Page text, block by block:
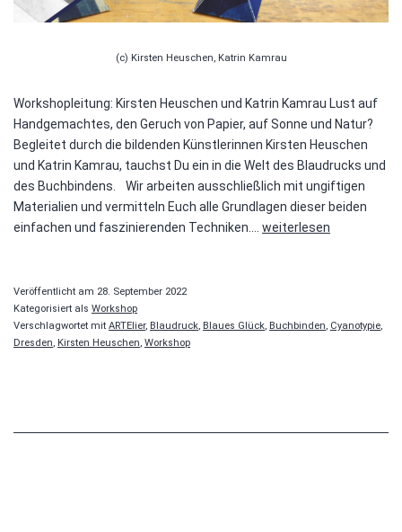
(c) Kirsten Heuschen, Katrin Kamrau
Workshopleitung: Kirsten Heuschen und Katrin Kamrau Lust auf
Handgemachtes, den Geruch von Papier, auf Sonne und Natur?
Begleitet durch die bildenden Künstlerinnen Kirsten Heuschen
und Katrin Kamrau, tauchst Du ein in die Welt des Blaudrucks und
des Buchbindens. Wir arbeiten ausschließlich mit ungiftigen
Materialien und vermitteln Euch alle Grundlagen dieser beiden
einfachen und faszinierenden Techniken.… Die
weiterlesen
Veröffentlicht am 28. September 2022
Kategorisiert als Workshop
Verschlagwortet mit ARTElier, Blaudruck, Blaues Glück, Buchbinden, Cyanotypie,
Dresden, Kirsten Heuschen, Workshop